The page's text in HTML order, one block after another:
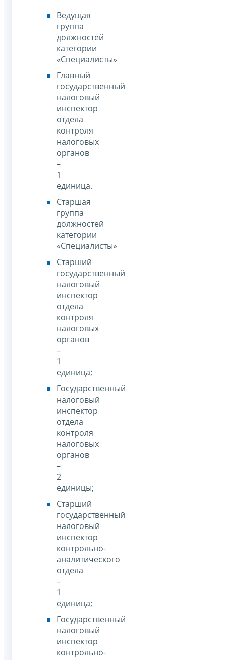
Ведущая
группа
должностей
категории
«Специалисты»
Главный
государственный
налоговый
инспектор
отдела
контроля
налоговых
органов
–
1
единица.
Старшая
группа
должностей
категории
«Специалисты»
Старший
государственный
налоговый
инспектор
отдела
контроля
налоговых
органов
–
1
единица;
Государственный
налоговый
инспектор
отдела
контроля
налоговых
органов
–
2
единицы;
Старший
государственный
налоговый
инспектор
контрольно-
аналитического
отдела
–
1
единица;
Государственный
налоговый
инспектор
контрольно-